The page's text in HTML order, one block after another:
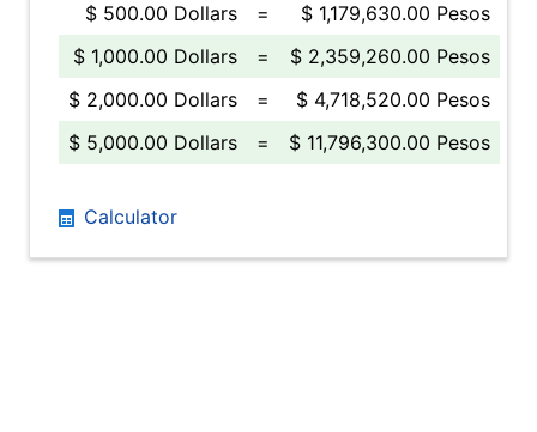
$ 500.00 Dollars
=
$ 1,179,630.00 Pesos
$ 1,000.00 Dollars
=
$ 2,359,260.00 Pesos
$ 2,000.00 Dollars
=
$ 4,718,520.00 Pesos
$ 5,000.00 Dollars
= $ 11,796,300.00 Pesos
Calculator